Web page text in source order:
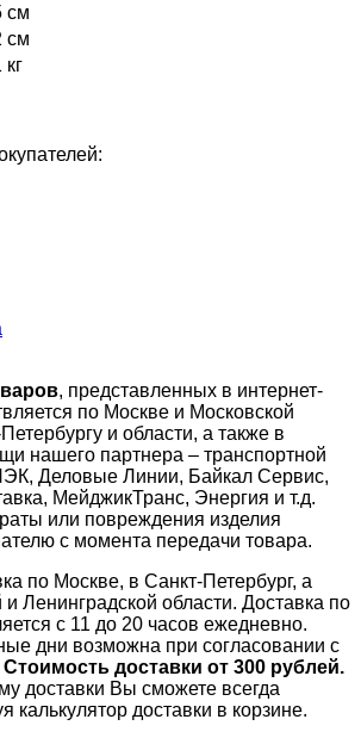
см
см
кг
, представленных в интернет-
по Москве и Московской
и области, а также в
нашего партнера – транспортной
Деловые Линии, Байкал Сервис,
МейджикТранс, Энергия и т.д.
или повреждения изделия
с момента передачи товара.
по Москве, в Санкт-Петербург, а
Ленинградской области. Доставка по
с 11 до 20 часов ежедневно.
дни возможна при согласовании с
Стоимость доставки от 300 рублей.
доставки Вы сможете всегда
калькулятор доставки в корзине.